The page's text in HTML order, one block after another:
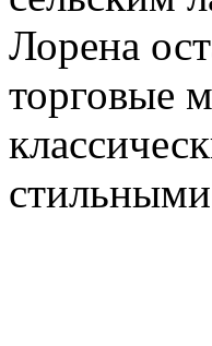
Лорена
торговые